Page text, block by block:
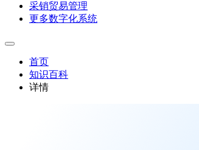
采销贸易管理
更多数字化系统
首页
知识百科
详情